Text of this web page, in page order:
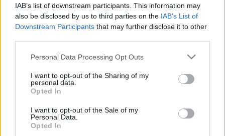
IAB’s list of downstream participants. This information may
also be disclosed by us to third parties on the IAB’s List of
Downstream Participants that may further disclose it to other
Please note that this website/app uses one or more Google
not limited to your visit or usage behaviour. You may click to
grant or deny consent to Google and its third-party tags to
use your data for below specified purposes in below Google
consent section.
Personal Data Processing Opt Outs
I want to opt-out of the Sharing of my
personal data.
Opted In
I want to opt-out of the Sale of my
Personal Data.
Opted In
molekulájú szerves anyagokban. Ezek leggyakoribb
építőkövei a szén, a hidrogén, az oxigén, a nitrogén és a kén.
rendszerint az élettel kapcsolják össze.
A mostani munkában részt vevő kutatók egy
esemény során az űrbe kilökődött és 2011
júliusában a Földre hullott meteoritot
vizsgáltak.